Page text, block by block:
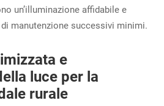
un’illuminazione affidabile e
manutenzione successivi minimi.
e
luce per la
rurale